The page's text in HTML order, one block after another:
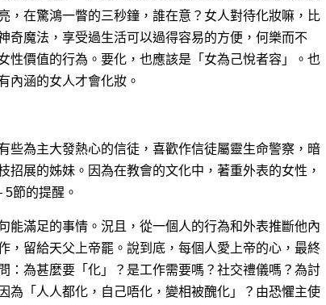
，在驚鴻一瞥的三秒鐘，誰在意？女人對待化妝嘛，比
奇魔法，享受過生活可以過得容易的方便，何樂而不
性價值的行為。要化，也應該是「女為己悅者容」。也
內涵的女人才會化妝。
些為主大發熱心的信徒，喜歡作信徒屬靈生命警察，暗
招展的姊妹。因為在教會的文化中，著重外表的女性，
節的提醒。
能滿足的事情。況且，從一個人的行為和外表推斷他內
，留給天父上帝罷。說到底，每個人愛上帝的心，最終
：為甚麼要「化」？是工作需要嗎？社交禮儀嗎？為討
為「人人都化，自己唔化，變相被醜化」？由恐懼主使